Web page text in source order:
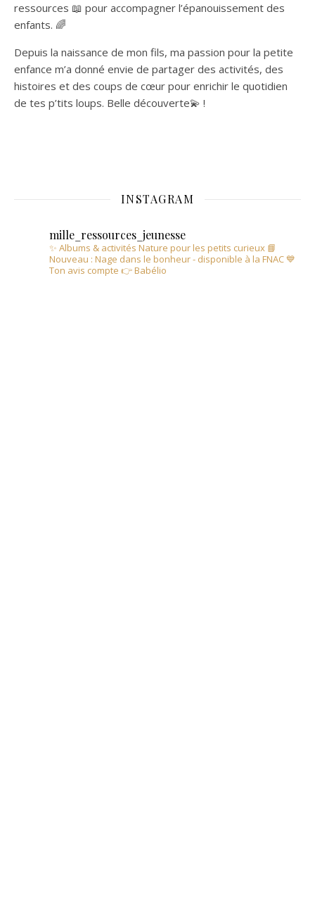
ressources 📖 pour accompagner l’épanouissement des
enfants. 🌈
Depuis la naissance de mon fils, ma passion pour la petite
enfance m’a donné envie de partager des activités, des
histoires et des coups de cœur pour enrichir le quotidien
de tes p’tits loups. Belle découverte💫 !
INSTAGRAM
mille_ressources_jeunesse
✨ Albums & activités Nature pour les petits curieux 📘
Nouveau : Nage dans le bonheur - disponible à la FNAC💙
Ton avis compte 👉 Babélio